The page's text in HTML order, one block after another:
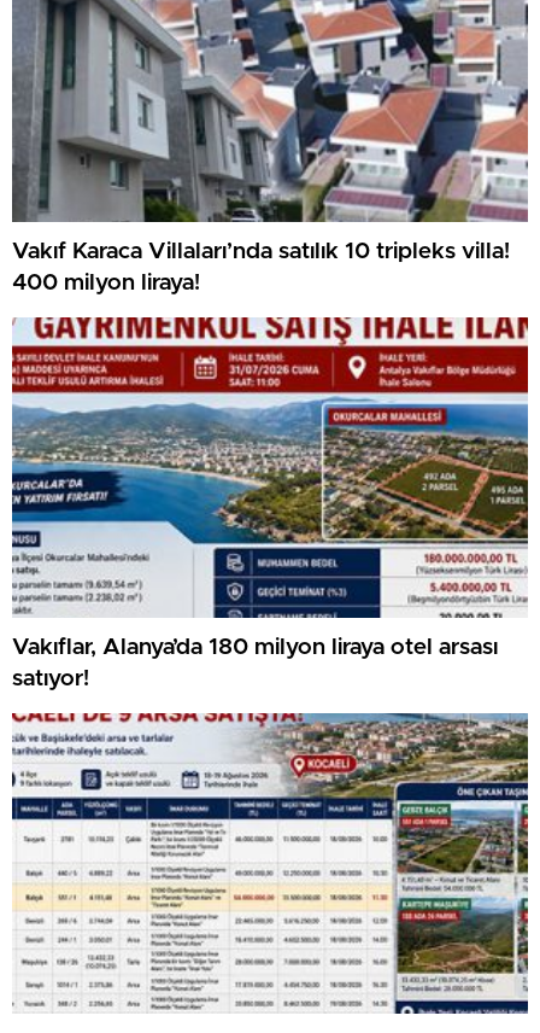
Vakıf Karaca Villaları’nda satılık 10 tripleks villa!
400 milyon liraya!
Vakıflar, Alanya’da 180 milyon liraya otel arsası
satıyor!